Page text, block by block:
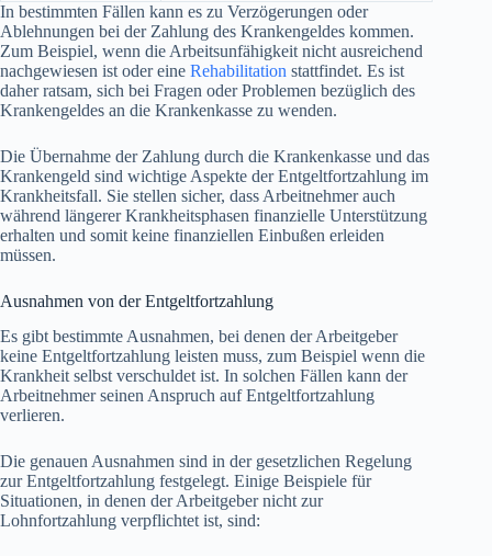
In bestimmten Fällen kann es zu Verzögerungen oder
Ablehnungen bei der Zahlung des Krankengeldes kommen.
Zum Beispiel, wenn die Arbeitsunfähigkeit nicht ausreichend
nachgewiesen ist oder eine Rehabilitation stattfindet. Es ist
daher ratsam, sich bei Fragen oder Problemen bezüglich des
Krankengeldes an die Krankenkasse zu wenden.
Die Übernahme der Zahlung durch die Krankenkasse und das
Krankengeld sind wichtige Aspekte der Entgeltfortzahlung im
Krankheitsfall. Sie stellen sicher, dass Arbeitnehmer auch
während längerer Krankheitsphasen finanzielle Unterstützung
erhalten und somit keine finanziellen Einbußen erleiden
müssen.
Ausnahmen von der Entgeltfortzahlung
Es gibt bestimmte Ausnahmen, bei denen der Arbeitgeber
keine Entgeltfortzahlung leisten muss, zum Beispiel wenn die
Krankheit selbst verschuldet ist. In solchen Fällen kann der
Arbeitnehmer seinen Anspruch auf Entgeltfortzahlung
verlieren.
Die genauen Ausnahmen sind in der gesetzlichen Regelung
zur Entgeltfortzahlung festgelegt. Einige Beispiele für
Situationen, in denen der Arbeitgeber nicht zur
Lohnfortzahlung verpflichtet ist, sind: